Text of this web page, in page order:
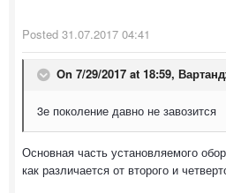
Posted 31.07.2017 04:41
On 7/29/2017 at 18:59,
3е поколение давно не завозится
Основная часть установляемого
как различается от второго и